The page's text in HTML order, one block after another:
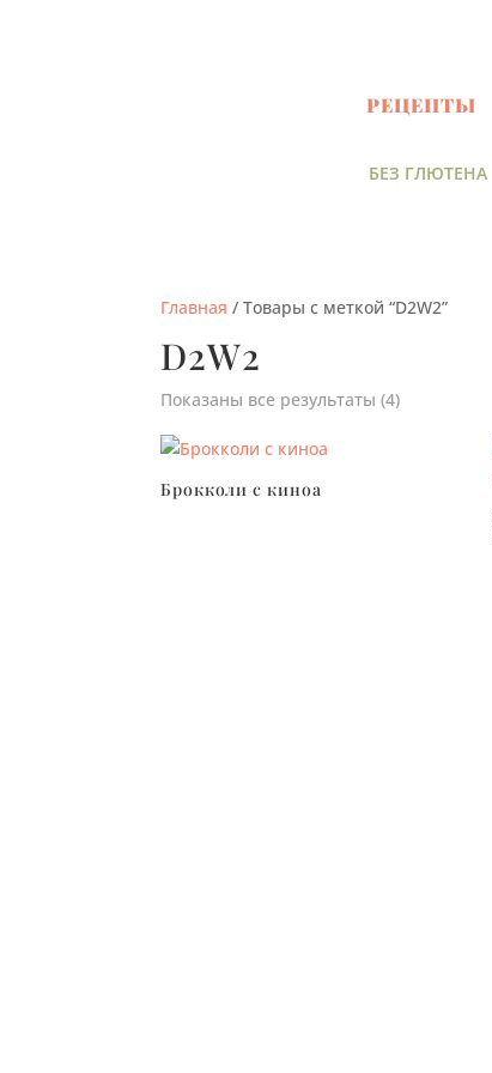
РЕЦЕПТЫ
БЕЗ ГЛЮТЕНА
Главная / Товары с меткой “D2W2”
D2W2
Показаны все результаты (4)
Брокколи с киноа